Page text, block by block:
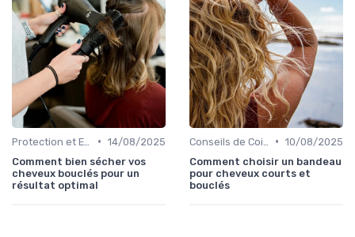
• 14/08/2025
Comment bien sécher vos
cheveux bouclés pour un
résultat optimal
• 10/08/2025
Comment choisir un bandeau
pour cheveux courts et
bouclés